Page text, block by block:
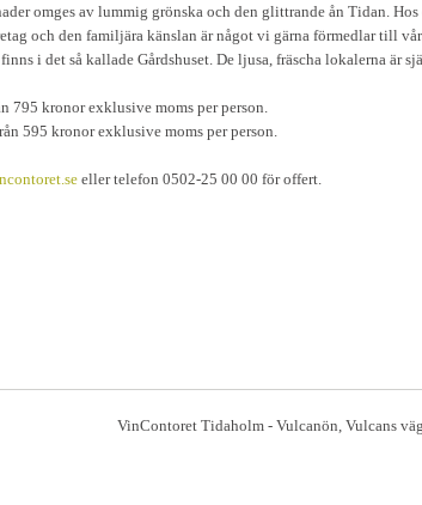
omges av lummig grönska och den glittrande ån Tidan.
och den familjära känslan är något vi gärna förmedlar till
i det så kallade Gårdshuset. De ljusa, fräscha lokalerna är
795 kronor exklusive moms per person.
595 kronor exklusive moms per person.
eller telefon 0502-25 00 00 för offert.
VinContoret Tidaholm - Vulcanön, Vulcans